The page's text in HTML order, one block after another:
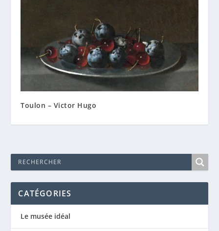
Toulon – Victor Hugo
CATÉGORIES
Le musée idéal